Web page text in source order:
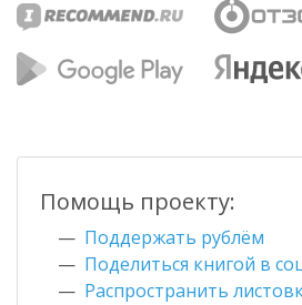
Помощь проекту:
Поддержать рублём
Поделиться книгой в
Распространить